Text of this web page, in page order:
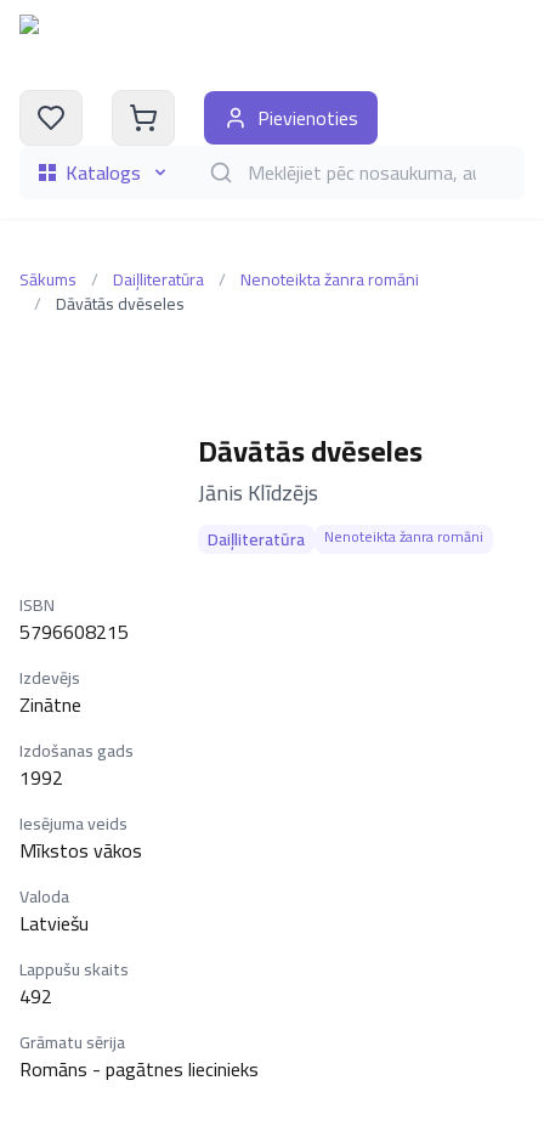
Katalogs Meklēt grāmatas pēc nosaukuma, autora,
Pievienoties
Sākums / Daiļliteratūra / Nenoteikta žanra romāni
/ Dāvātās dvēseles
Dāvātās dvēseles
–
Jānis Klīdzējs
Daiļliteratūra Nenoteikta žanra romāni
ISBN
5796608215
Izdevējs
Zinātne
Izdošanas gads
1992
Iesējuma veids
Mīkstos vākos
Valoda
Latviešu
Lappušu skaits
492
Grāmatu sērija
Romāns - pagātnes liecinieks